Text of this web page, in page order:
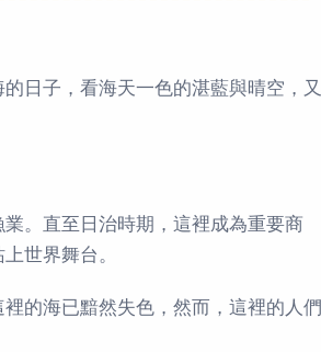
日子，看海天一色的湛藍與晴空，又
。直至日治時期，這裡成為重要商
世界舞台。
的海已黯然失色，然而，這裡的人們